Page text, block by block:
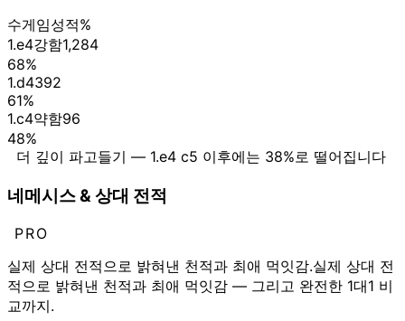
수게임성적%
1.e4강함1,284
68%
1.d4392
61%
1.c4약함96
48%
더 깊이 파고들기 — 1.e4 c5 이후에는 38%로 떨어집니다
네메시스 & 상대 전적
PRO
실제 상대 전적으로 밝혀낸 천적과 최애 먹잇감.실제 상대 전
적으로 밝혀낸 천적과 최애 먹잇감 — 그리고 완전한 1대1 비
교까지.